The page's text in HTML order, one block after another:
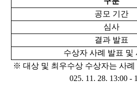
공모 기간
심사
결과 발표
수상자 사례 발표 및
※ 대상 및 최우수상 수상자는 사례
025. 11. 28. 13:00 -